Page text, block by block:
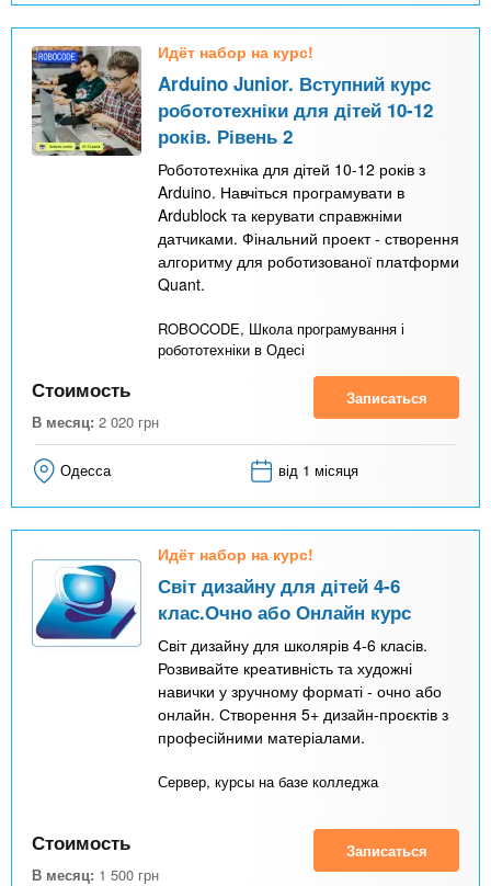
Идёт набор на курс!
Arduino Junior. Вступний курс
робототехніки для дітей 10-12
років. Рівень 2
Робототехніка для дітей 10-12 років з
Arduino. Навчіться програмувати в
Ardublock та керувати справжніми
датчиками. Фінальний проект - створення
алгоритму для роботизованої платформи
Quant.
ROBOCODE, Школа програмування і
робототехніки в Одесі
Стоимость
В месяц: 2 020 грн
Записаться
Одесса від 1 місяця
Идёт набор на курс!
Світ дизайну для дітей 4-6
клас.Очно або Онлайн курс
Світ дизайну для школярів 4-6 класів.
Розвивайте креативність та художні
навички у зручному форматі - очно або
онлайн. Створення 5+ дизайн-проєктів з
професійними матеріалами.
Сервер, курсы на базе колледжа
Стоимость
В месяц: 1 500 грн
Записаться